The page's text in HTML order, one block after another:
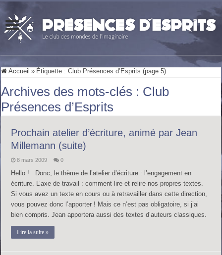
Accueil » Étiquette :Club Présences d’Esprits (page 5)
Archives des mots-clés : Club
Présences d’Esprits
Prochain atelier d’écriture, animé par Jean
Millemann (suite)
8 mars 2009 0
Hello ! Donc, le thème de l’atelier d’écriture : l’engagement en
écriture. L’axe de travail : comment lire et relire nos propres textes.
Si vous avez un texte en cours ou à retravailler dans cette direction,
vous pouvez donc l’apporter ! Mais ce n’est pas obligatoire, si j’ai
bien compris. Jean apportera aussi des textes d’auteurs classiques.
Lire la suite »